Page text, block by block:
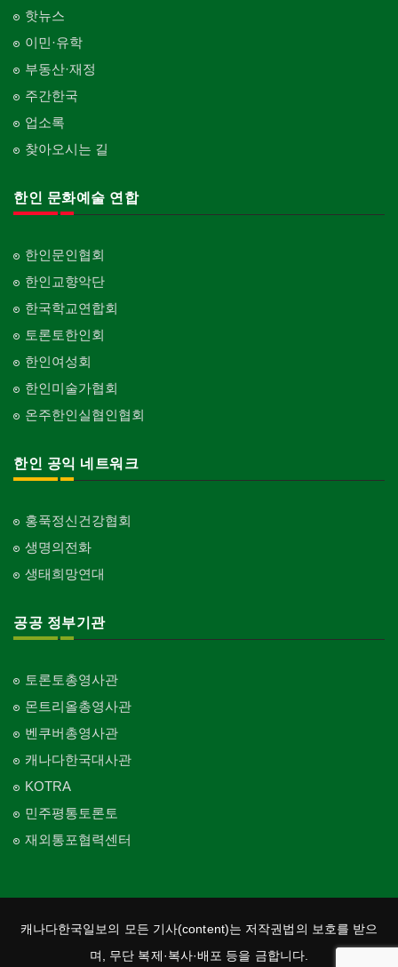
핫뉴스
이민·유학
부동산·재정
주간한국
업소록
찾아오시는 길
한인 문화예술 연합
한인문인협회
한인교향악단
한국학교연합회
토론토한인회
한인여성회
한인미술가협회
온주한인실협인협회
한인 공익 네트워크
홍푹정신건강협회
생명의전화
생태희망연대
공공 정부기관
토론토총영사관
몬트리올총영사관
벤쿠버총영사관
캐나다한국대사관
KOTRA
민주평통토론토
재외통포협력센터
캐나다한국일보의 모든 기사(content)는 저작권법의 보호를 받으
며, 무단 복제·복사·배포 등을 금합니다.